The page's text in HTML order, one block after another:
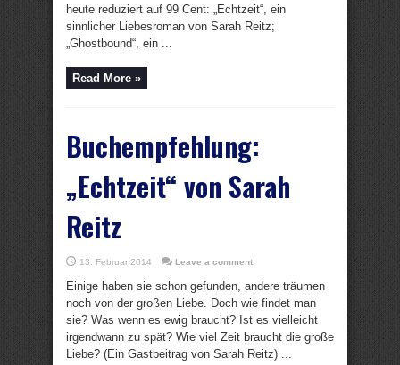
heute reduziert auf 99 Cent: „Echtzeit“, ein
sinnlicher Liebesroman von Sarah Reitz;
„Ghostbound“, ein ...
Read More »
Buchempfehlung:
„Echtzeit“ von Sarah
Reitz
13. Februar 2014 Leave a comment
Einige haben sie schon gefunden, andere träumen
noch von der großen Liebe. Doch wie findet man
sie? Was wenn es ewig braucht? Ist es vielleicht
irgendwann zu spät? Wie viel Zeit braucht die große
Liebe? (Ein Gastbeitrag von Sarah Reitz) ...